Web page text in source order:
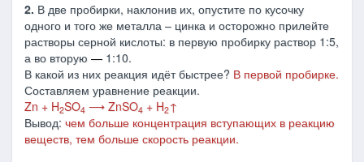
2. В две пробирки, наклонив их, опустите по кусочку
одного и того же металла – цинка и осторожно прилейте
растворы серной кислоты: в первую пробирку раствор 1:5,
а во вторую ― 1:10.
В какой из них реакция идёт быстрее? В первой пробирке.
Составляем уравнение реакции.
Zn + H2SO4 ⟶ ZnSO4 + H2↑
Вывод: чем больше концентрация вступающих в реакцию
веществ, тем больше скорость реакции.